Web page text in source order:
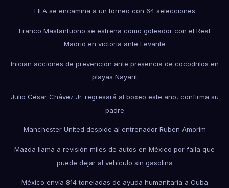
FIFA se encamina a un torneo con 64 selecciones
Franco Mastantuono se estrena como goleador con el Real
Madrid en victoria ante Levante
Inician acciones de prevención ante presencia de cocodrilos en
playas Nayarit
Julio César Chávez Jr. regresará al boxeo este año, confirma su
padre
Manchester United despide al entrenador Ruben Amorim
Mazda llama a revisión miles de autos en México por falla que
puede dejar al vehículo sin gasolina
México envía 814 toneladas de ayuda humanitaria a Cuba